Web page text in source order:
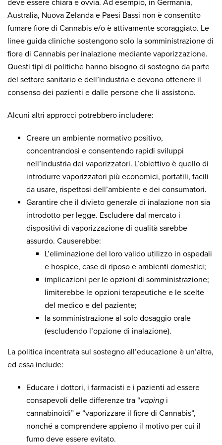
deve essere chiara e ovvia. Ad esempio, in Germania,
Australia, Nuova Zelanda e Paesi Bassi non è consentito
fumare fiore di Cannabis e/o è attivamente scoraggiato. Le
linee guida cliniche sostengono solo la somministrazione di
fiore di Cannabis per inalazione mediante vaporizzazione.
Questi tipi di politiche hanno bisogno di sostegno da parte
del settore sanitario e dell’industria e devono ottenere il
consenso dei pazienti e dalle persone che li assistono.
Alcuni altri approcci potrebbero includere:
Creare un ambiente normativo positivo,
concentrandosi e consentendo rapidi sviluppi
nell’industria dei vaporizzatori. L’obiettivo è quello di
introdurre vaporizzatori più economici, portatili, facili
da usare, rispettosi dell’ambiente e dei consumatori.
Garantire che il divieto generale di inalazione non sia
introdotto per legge. Escludere dal mercato i
dispositivi di vaporizzazione di qualità sarebbe
assurdo. Causerebbe:
L’eliminazione del loro valido utilizzo in ospedali
e hospice, case di riposo e ambienti domestici;
implicazioni per le opzioni di somministrazione;
limiterebbe le opzioni terapeutiche e le scelte
del medico e del paziente;
la somministrazione al solo dosaggio orale
(escludendo l’opzione di inalazione).
La politica incentrata sul sostegno all’educazione è un’altra,
ed essa include:
Educare i dottori, i farmacisti e i pazienti ad essere
consapevoli delle differenze tra “vapingi
cannabinoidi” e “vaporizzare il fiore di Cannabis”,
nonché a comprendere appieno il motivo per cui il
fumo deve essere evitato.